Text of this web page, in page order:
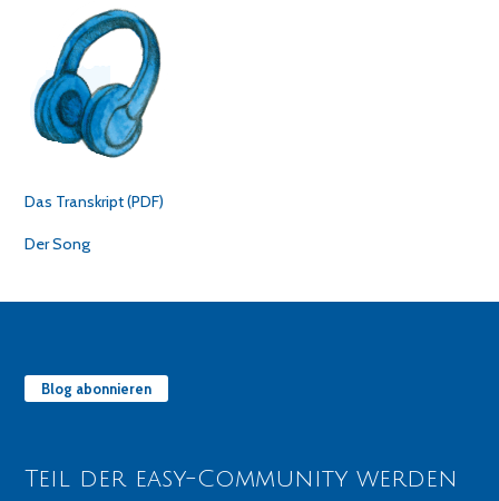
Das Transkript (PDF)
Der Song
Blog abonnieren
Teil der easy-Community werden